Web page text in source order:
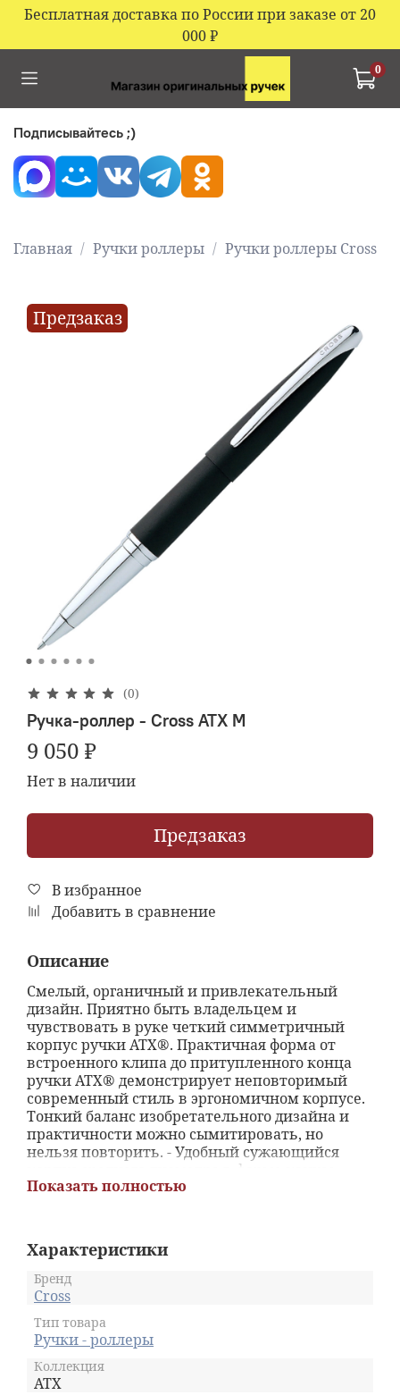
Бесплатная доставка по России при заказе от 20
000₽
0
Главная Ручки роллеры Ручки роллеры Cross
Предзаказ
(0)
Ручка-роллер - Cross ATX M
9 050 ₽
Нет в наличии
Предзаказ
В избранное
Добавить в сравнение
Описание
Смелый, органичный и привлекательный
дизайн. Приятно быть владельцем и
чувствовать в руке четкий симметричный
корпус ручки ATX®. Практичная форма от
встроенного клипа до притупленного конца
ручки ATX® демонстрирует неповторимый
современный стиль в эргономичном корпусе.
Тонкий баланс изобретательного дизайна и
практичности можно сымитировать, но
нельзя повторить. - Удобный сужающийся
корпус среднего диаметра в форме конуса. -
Уникальный встроенный закругленный клип.
Показать полностью
Характеристики
Бренд
Cross
Тип товара
Ручки - роллеры
Коллекция
ATX
Подписывайтесь ;)